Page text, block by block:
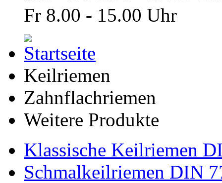
Fr 8.00 - 15.00 Uhr
Keilriemen
Zahnflachriemen
Weitere Produkte
Klassische Keilriemen
Schmalkeilriemen DIN